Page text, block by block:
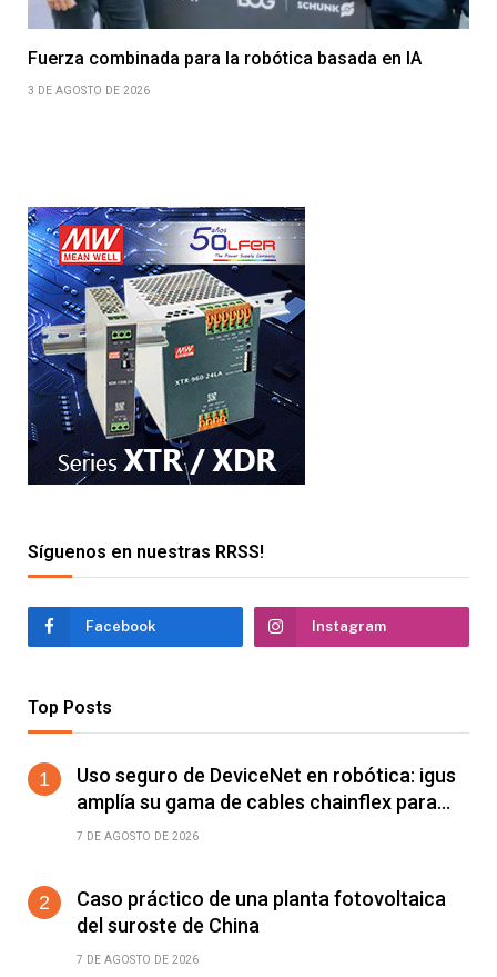
Fuerza combinada para la robótica basada en IA
3 DE AGOSTO DE 2026
Síguenos en nuestras RRSS!
Facebook Instagram
Top Posts
Uso seguro de DeviceNet en robótica: igus
amplía su gama de cables chainflex para
torsión de ±360°/m
7 DE AGOSTO DE 2026
Caso práctico de una planta fotovoltaica
del suroste de China
7 DE AGOSTO DE 2026